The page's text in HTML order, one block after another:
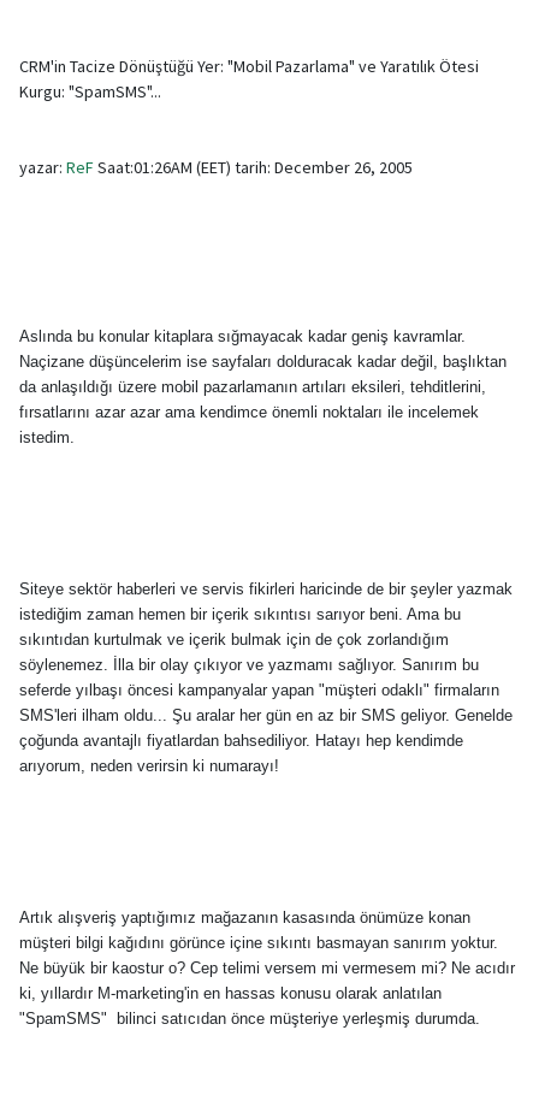
CRM'in Tacize Dönüştüğü Yer: "Mobil Pazarlama" ve Yaratılık Ötesi
Kurgu: "SpamSMS"...
yazar: ReFSaat:01:26AM (EET) tarih: December 26, 2005
Aslında bu konular kitaplara sığmayacak kadar geniş kavramlar.
Naçizane düşüncelerim ise sayfaları dolduracak kadar değil, başlıktan
da anlaşıldığı üzere mobil pazarlamanın artıları eksileri, tehditlerini,
fırsatlarını azar azar ama kendimce önemli noktaları ile incelemek
istedim.
Siteye sektör haberleri ve servis fikirleri haricinde de bir şeyler yazmak
istediğim zaman hemen bir içerik sıkıntısı sarıyor beni. Ama bu
sıkıntıdan kurtulmak ve içerik bulmak için de çok zorlandığım
söylenemez. İlla bir olay çıkıyor ve yazmamı sağlıyor. Sanırım bu
seferde yılbaşı öncesi kampanyalar yapan "müşteri odaklı" firmaların
SMS'leri ilham oldu... Şu aralar her gün en az bir SMS geliyor. Genelde
çoğunda avantajlı fiyatlardan bahsediliyor. Hatayı hep kendimde
arıyorum, neden verirsin ki numarayı!
Artık alışveriş yaptığımız mağazanın kasasında önümüze konan
müşteri bilgi kağıdını görünce içine sıkıntı basmayan sanırım yoktur.
Ne büyük bir kaostur o? Cep telimi versem mi vermesem mi? Ne acıdır
ki, yıllardır M-marketing'in en hassas konusu olarak anlatılan
"SpamSMS" bilinci satıcıdan önce müşteriye yerleşmiş durumda.